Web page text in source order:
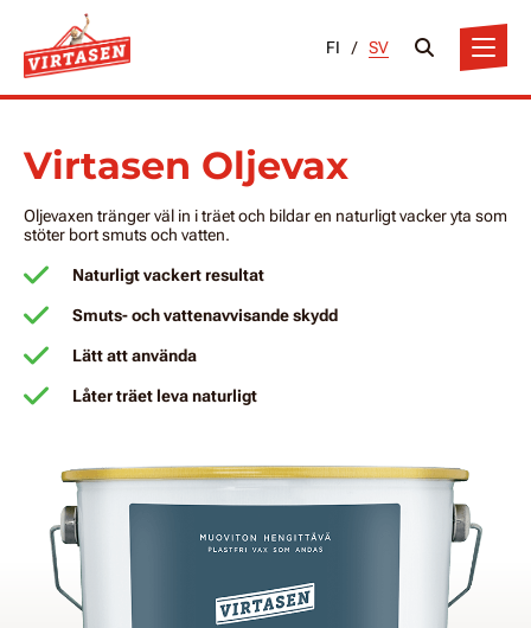
FI / SV
Virtasen Oljevax
Oljevaxen tränger väl in i träet och bildar en naturligt vacker yta som
stöter bort smuts och vatten.
Naturligt vackert resultat
Smuts- och vattenavvisande skydd
Lätt att använda
Låter träet leva naturligt